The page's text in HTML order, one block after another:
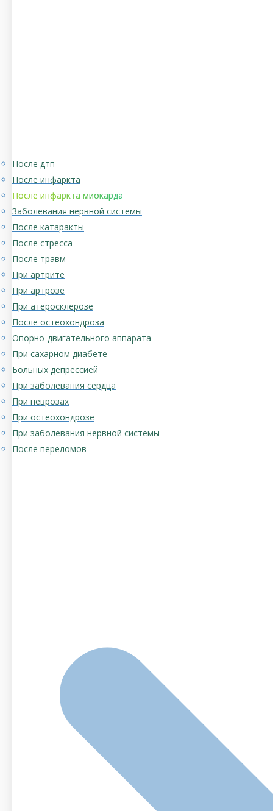
После дтп
После инфаркта
После инфаркта миокарда
Заболевания нервной системы
После катаракты
После стресса
После травм
При артрите
При артрозе
При атеросклерозе
После остеохондроза
Опорно-двигательного аппарата
При сахарном диабете
Больных депрессией
При заболевания сердца
При неврозах
При остеохондрозе
При заболевания нервной системы
После переломов